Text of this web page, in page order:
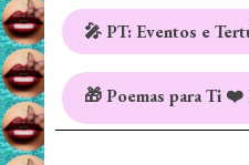
🎤 PT: Eventos e
🎁 Poemas para Ti ❤️